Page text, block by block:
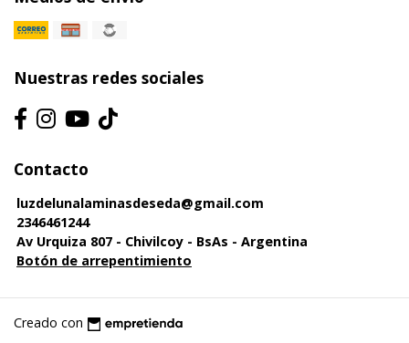
Nuestras redes sociales
Contacto
luzdelunalaminasdeseda@gmail.com
2346461244
Av Urquiza 807 - Chivilcoy - BsAs - Argentina
Botón de arrepentimiento
Creado con